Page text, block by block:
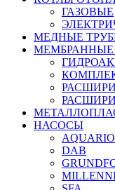
ГАЗОВЫЕ
МЕДНЫЕ
МЕМБРАННЫЕ
НАСОСЫ
AQUARIO
DAB